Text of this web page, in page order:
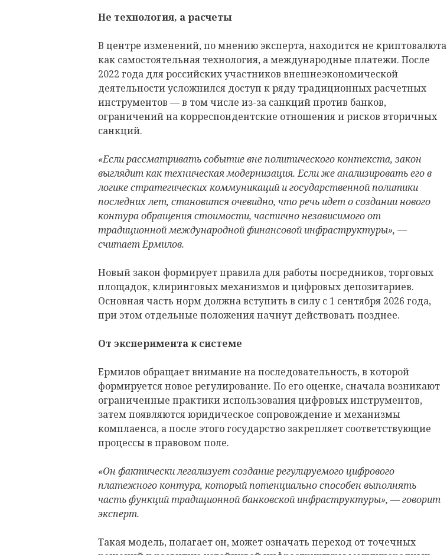
Не технология, а расчеты
В центре изменений, по мнению эксперта, находится не криптовалюта
как самостоятельная технология, а международные платежи. После
2022 года для российских участников внешнеэкономической
деятельности усложнился доступ к ряду традиционных расчетных
инструментов — в том числе из-за санкций против банков,
ограничений на корреспондентские отношения и рисков вторичных
санкций.
«Если рассматривать событие вне политического контекста, закон
выглядит как техническая модернизация. Если же анализировать его в
логике стратегических коммуникаций и государственной политики
последних лет, становится очевидно, что речь идет о создании нового
контура обращения стоимости, частично независимого от
традиционной международной финансовой инфраструктуры», —
считает Ермилов.
Новый закон формирует правила для работы посредников, торговых
площадок, клиринговых механизмов и цифровых депозитариев.
Основная часть норм должна вступить в силу с 1 сентября 2026 года,
при этом отдельные положения начнут действовать позднее.
От эксперимента к системе
Ермилов обращает внимание на последовательность, в которой
формируется новое регулирование. По его оценке, сначала возникают
ограниченные практики использования цифровых инструментов,
затем появляются юридическое сопровождение и механизмы
комплаенса, а после этого государство закрепляет соответствующие
процессы в правовом поле.
«Он фактически легализует создание регулируемого цифрового
платежного контура, который потенциально способен выполнять
часть функций традиционной банковской инфраструктуры», — говорит
эксперт.
Такая модель, полагает он, может означать переход от точечных